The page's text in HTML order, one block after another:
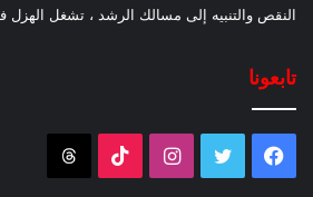
النقص والتنبيه إلى مسالك الرشد ، تشغل الهزل
تابعونا
فيسبوك تويتر انستقرام‫TikTok